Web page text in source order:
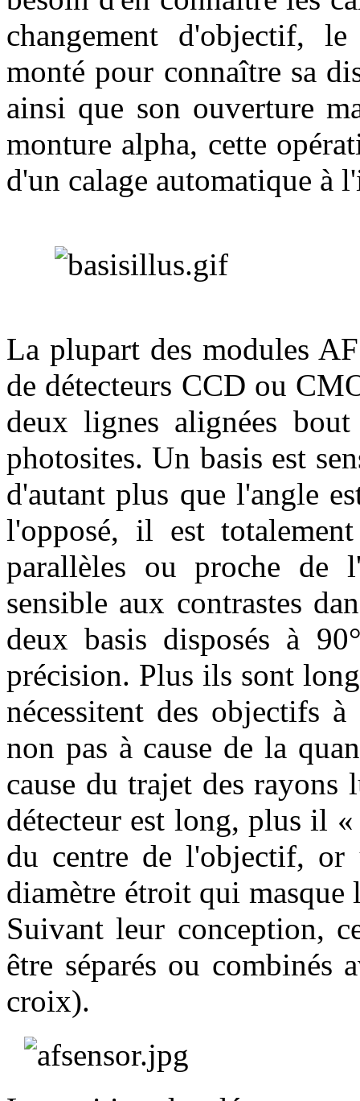
changement d'objectif,
monté pour connaître sa
ainsi que son ouverture
monture alpha, cette
d'un calage automatique à
La plupart des modules
de détecteurs CCD ou
deux lignes alignées
photosites. Un basis est
d'autant plus que l'angle
l'opposé, il est
parallèles ou proche de
sensible aux contrastes
deux basis disposés à
précision. Plus ils sont
nécessitent des objectifs
non pas à cause de la
cause du trajet des
détecteur est long, plus il
du centre de l'objectif,
diamètre étroit qui
Suivant leur conception,
être séparés ou combinés
croix).